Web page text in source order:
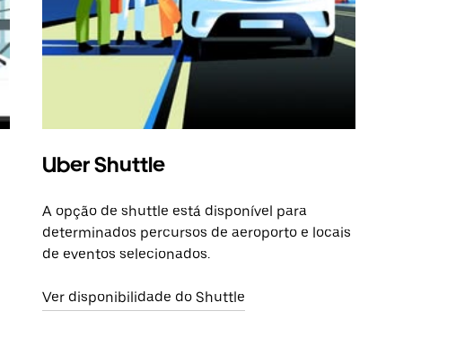
Uber Shuttle
A opção de shuttle está disponível para
determinados percursos de aeroporto e locais
de eventos selecionados.
Ver disponibilidade do Shuttle